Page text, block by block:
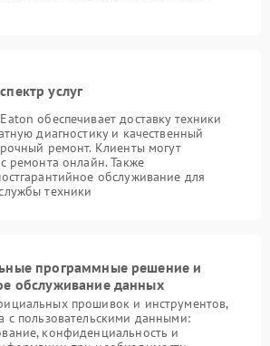
услуг
обеспечивает доставку техники
диагностику и качественный
ремонт. Клиенты могут
ремонта онлайн. Также
обслуживание для
техники
программные решение и
обслуживание данных
прошивок и инструментов,
с пользовательскими данными:
конфиденциальность и